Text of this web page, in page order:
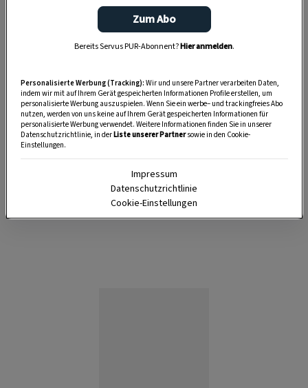
Dieses Rezept erschien in Servus in Stadt & Land im
November 2016 in der Rubrik „Aus Omas Kochbuch
1 Stück
40 Minuten
1:30 Stunden
Zum Abo
Bereits Servus PUR-Abonnent?Hier anmelden.
Personalisierte Werbung (Tracking): Wir und unsere Partner verarbeiten Daten,
indem wir mit auf Ihrem Gerät gespeicherten Informationen Profile erstellen, um
personalisierte Werbung auszuspielen. Wenn Sie ein werbe– und trackingfreies Abo
nutzen, werden von uns keine auf Ihrem Gerät gespeicherten Informationen für
personalisierte Werbung verwendet. Weitere Informationen finden Sie in unserer
Datenschutzrichtlinie, in derListe unserer Partnersowie in den Cookie-
Einstellungen.
Impressum
Datenschutzrichtlinie
Cookie-Einstellungen